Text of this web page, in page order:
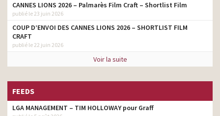
Yves Saint Laurent – Mon
Paris Couture
Yves Saint Laurent –
L’Homme Cologne Bleue
Yves Saint Laurent –
Yves Saint Laurent – La
Nuit de L’Homme – Eau
Électrique
client
CANNES LIONS 2026 – Palmarès Film Craft – Shortlist Film
publié le 23 juin 2026
COUP D’ENVOI DES CANNES LIONS 2026 – SHORTLIST FILM
CRAFT
publié le 22 juin 2026
Voir la suite
FEEDS
LGA MANAGEMENT – TIM HOLLOWAY pour Graff